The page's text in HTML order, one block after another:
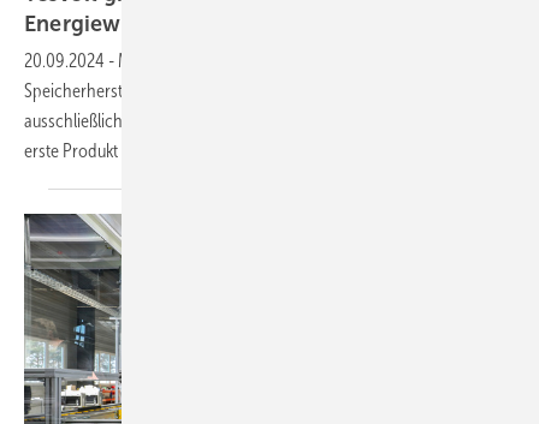
Energiewende in der
20.09.2024 - Mit Tesvolt Ocean hat der Wittenberger
Speicherhersteller ein Unternehmen gegründet, das sich
ausschließlich mit Speicher für Elektroschiffe beschäftigen wird. Das
erste Produkt ist schon am